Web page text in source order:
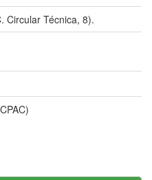
Circular Técnica, 8).